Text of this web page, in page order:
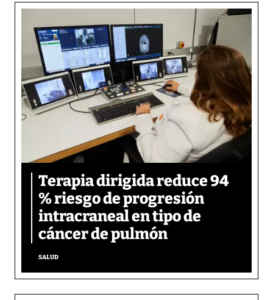
Terapia dirigida reduce 94
% riesgo de progresión
intracraneal en tipo de
cáncer de pulmón
SALUD